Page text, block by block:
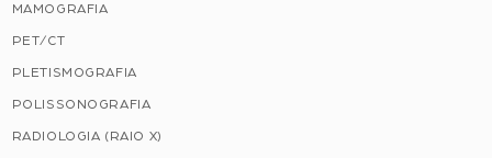
MAMOGRAFIA
PET/CT
PLETISMOGRAFIA
POLISSONOGRAFIA
RADIOLOGIA (RAIO X)